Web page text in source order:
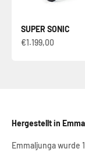
SUPER SONIC
Verkaufspreis
€1.199,00
Hergestellt in
Emmaljunga wurde